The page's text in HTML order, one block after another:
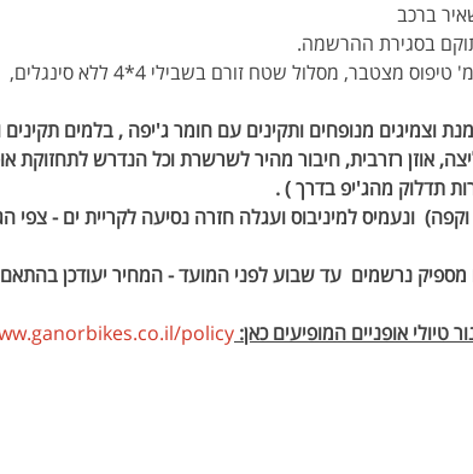
ברכב
בסגירת ההרשמה.
וצמיגים מנופחים ותקינים עם חומר ג'יפה , בלמים תקינים
אוזן רזרבית, חיבור מהיר לשרשרת וכל הנדרש לתחזוקת
ונעמיס למיניבוס ועגלה חזרה נסיעה לקריית ים - צפי
(מקסימום 15) - במידה ולא יהיו מספיק נרשמים  עד שבוע לפני המועד - המחיר יעודכן
אופניים המופיעים כאן: policy